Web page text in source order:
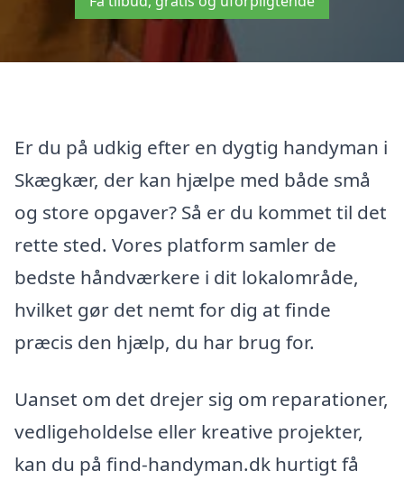
Er du på udkig efter en dygtig handyman i
Skægkær, der kan hjælpe med både små
og store opgaver? Så er du kommet til det
rette sted. Vores platform samler de
bedste håndværkere i dit lokalområde,
hvilket gør det nemt for dig at finde
præcis den hjælp, du har brug for.
Uanset om det drejer sig om reparationer,
vedligeholdelse eller kreative projekter,
kan du på find-handyman.dk hurtigt få